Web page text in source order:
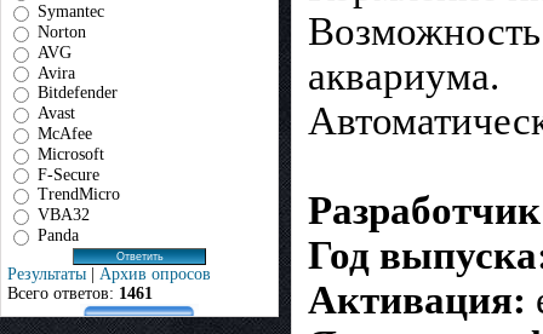
Symantec
Norton
AVG
Avira
Bitdefender
Avast
McAfee
Microsoft
F-Secure
TrendMicro
VBA32
Panda
Результаты | Архив опросов
Всего ответов: 1461
аквариума.
Год
Активация: